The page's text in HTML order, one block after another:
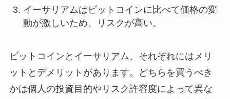
イーサリアムはビットコインに比べて価格の変
動が激しいため、リスクが高い。
ビットコインとイーサリアム、それぞれにはメリ
ットとデメリットがあります。どちらを買うべき
かは個人の投資目的やリスク許容度によって異な